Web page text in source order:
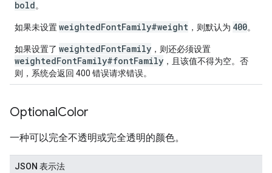
bold。
如果未设置weightedFontFamily#weight ，则默认为 400。
如果设置了 weightedFontFamily ，则还必须设置
weightedFontFamily#fontFamily ，且该值不得为空。否
则，系统会返回 400 错误请求错误。
OptionalColor
一种可以完全不透明或完全透明的颜色。
JSON 表示法